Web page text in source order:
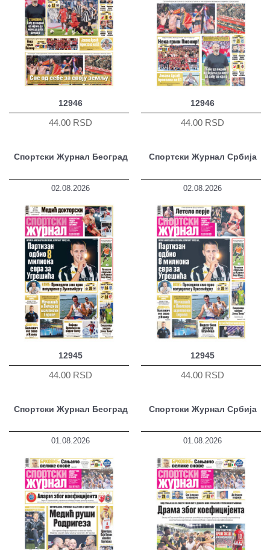
12946
44.00 RSD
12946
44.00 RSD
Спортски Журнал Београд
02.08.2026
12945
44.00 RSD
Спортски Журнал Србија
02.08.2026
12945
44.00 RSD
Спортски Журнал Београд
01.08.2026
Спортски Журнал Србија
01.08.2026